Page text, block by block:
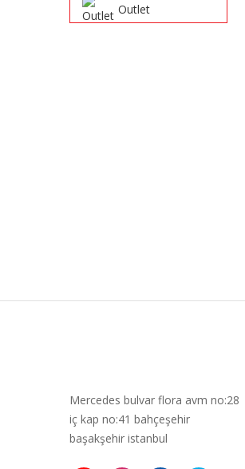
Outlet
Mercedes bulvar flora avm no:28
iç kap no:41 bahçeşehir
başakşehir istanbul